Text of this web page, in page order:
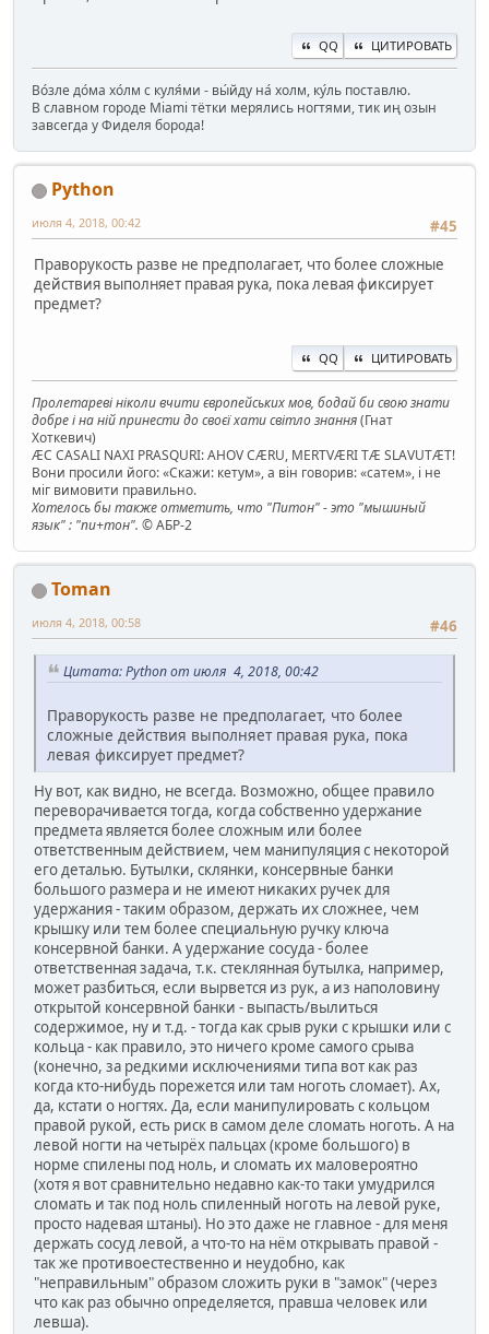
QQ ЦИТИРОВАТЬ
Во́зле до́ма хо́лм с куля́ми - вы́йду на́ холм, ку́ль поставлю.
В славном городе Miami тётки мерялись ногтями, тик иң озын
завсегда у Фиделя борода!
Python
#45
июля 4, 2018, 00:42
Праворукость разве не предполагает, что более сложные
действия выполняет правая рука, пока левая фиксирует
предмет?
QQ ЦИТИРОВАТЬ
Пролетареві ніколи вчити європейських мов, бодай би свою знати
добре і на ній принести до своєї хати світло знання(Гнат
Хоткевич)
ÆC CASALI NAXI PRASQURI: AHOV CÆRU, MERTVÆRI TÆ SLAVUTÆT!
Вони просили його: «Скажи: кетум», а він говорив: «сатем», і не
міг вимовити правильно.
Хотелось бы также отметить, что "Питон" - это "мышиный
язык" : "пи+тон". © АБР-2
Toman
#46
июля 4, 2018, 00:58
Цитата: Python от июля 4, 2018, 00:42
Праворукость разве не предполагает, что более
сложные действия выполняет правая рука, пока
левая фиксирует предмет?
Ну вот, как видно, не всегда. Возможно, общее правило
переворачивается тогда, когда собственно удержание
предмета является более сложным или более
ответственным действием, чем манипуляция с некоторой
его деталью. Бутылки, склянки, консервные банки
большого размера и не имеют никаких ручек для
удержания - таким образом, держать их сложнее, чем
крышку или тем более специальную ручку ключа
консервной банки. А удержание сосуда - более
ответственная задача, т.к. стеклянная бутылка, например,
может разбиться, если вырвется из рук, а из наполовину
открытой консервной банки - выпасть/вылиться
содержимое, ну и т.д. - тогда как срыв руки с крышки или с
кольца - как правило, это ничего кроме самого срыва
(конечно, за редкими исключениями типа вот как раз
когда кто-нибудь порежется или там ноготь сломает). Ах,
да, кстати о ногтях. Да, если манипулировать с кольцом
правой рукой, есть риск в самом деле сломать ноготь. А на
левой ногти на четырёх пальцах (кроме большого) в
норме спилены под ноль, и сломать их маловероятно
(хотя я вот сравнительно недавно как-то таки умудрился
сломать и так под ноль спиленный ноготь на левой руке,
просто надевая штаны). Но это даже не главное - для меня
держать сосуд левой, а что-то на нём открывать правой -
так же противоестественно и неудобно, как
"неправильным" образом сложить руки в "замок" (через
что как раз обычно определяется, правша человек или
левша).